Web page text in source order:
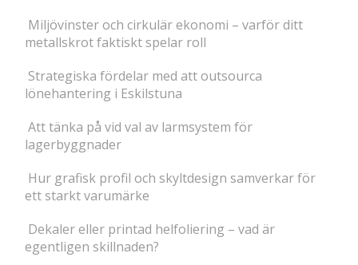
Miljövinster och cirkulär ekonomi – varför ditt
metallskrot faktiskt spelar roll
Strategiska fördelar med att outsourca
lönehantering i Eskilstuna
Att tänka på vid val av larmsystem för
lagerbyggnader
Hur grafisk profil och skyltdesign samverkar för
ett starkt varumärke
Dekaler eller printad helfoliering – vad är
egentligen skillnaden?